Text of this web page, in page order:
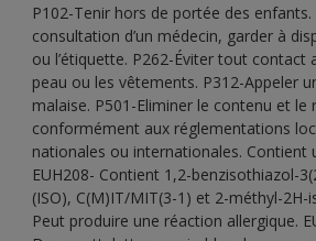
P102-Tenir hors de portée des enfants.
consultation d’un médecin, garder à
ou l’étiquette. P262-Éviter tout contact
peau ou les vêtements. P312-Appeler
malaise. P501-Eliminer le contenu et le
conformément aux réglementations
nationales ou internationales. Contient
EUH208- Contient 1,2-benzisothiazol-
(ISO), C(M)IT/MIT(3-1) et 2-méthyl-2H-
Peut produire une réaction allergique.